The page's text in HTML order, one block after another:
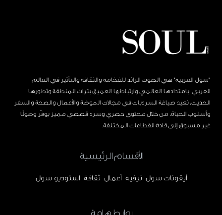
"سول العربية" هي الصوت الرائد للفخامة والثقافة والتأثير في العالم
العربي. بامتدادها العالمي وارتباطها العميق بتراث المنطقة وتطورها
الحديث، نعيد صياغة السرديات في مجالات الموضة والأعمال والصحة والسفر
وأسلوب الحياة، من خلال محتوى حصري وسرد قصصي مميز يوفّر وصولًا
غير مسبوق إلى قادة القطاعات المختلفة.
الأقسام الرئيسية
أيقونات سول ترفيه أعمال ثقافة استوديو سول